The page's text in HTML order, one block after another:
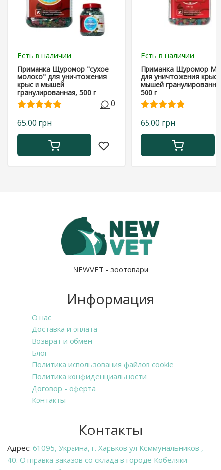
Есть в наличии
Приманка Щуромор "сухое
молоко" для уничтожения
крыс и мышей
гранулированная, 500 г
0
65.00 грн
Есть в наличии
Приманка Щуромор
для уничтожения крыс
мышей
500 г
65.00 грн
NEWVET - зоотовари
Информация
О нас
Доставка и оплата
Возврат и обмен
Блог
Политика использования файлов cookie
Политика конфиденциальности
Договор - оферта
Контакты
Контакты
Адрес: 61095, Украина, г. Харьков ул Коммунальников ,
40. Отправка заказов со склада в городе Кобеляки